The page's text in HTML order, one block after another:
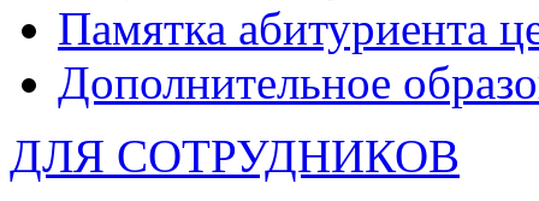
Памятка абитуриента
Дополнительное
ДЛЯ СОТРУДНИКОВ